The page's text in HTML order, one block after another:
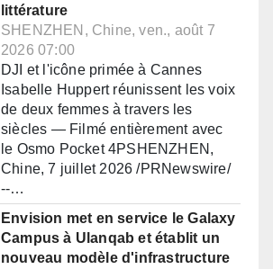
littérature
SHENZHEN, Chine, ven., août 7
2026 07:00
DJI et l'icône primée à Cannes
Isabelle Huppert réunissent les voix
de deux femmes à travers les
siècles — Filmé entièrement avec
le Osmo Pocket 4PSHENZHEN,
Chine, 7 juillet 2026 /PRNewswire/
--…
Envision met en service le Galaxy
Campus à Ulanqab et établit un
nouveau modèle d'infrastructure